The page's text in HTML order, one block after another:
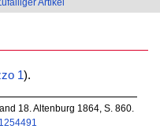
Artikel
1).
18. Altenburg 1864, S. 860.